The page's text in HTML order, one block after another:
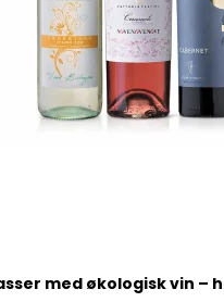
med økologisk vin –